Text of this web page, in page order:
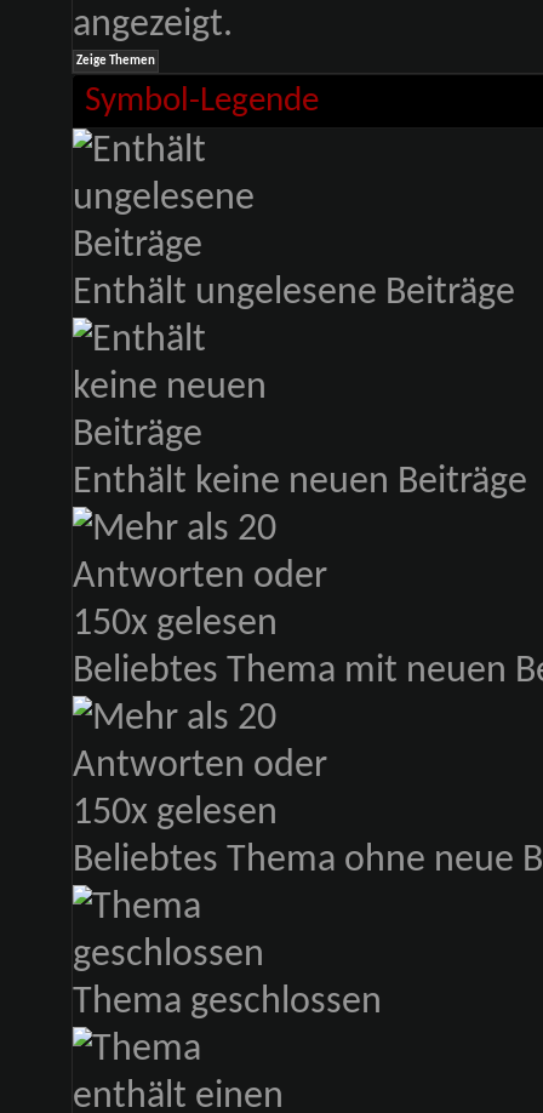
angezeigt.
Symbol-Legende
Enthält ungelesene Beiträge
Enthält keine neuen Beiträge
Beliebtes Thema mit neuen
Beliebtes Thema ohne neue
Thema geschlossen